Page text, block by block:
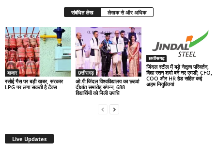
संबंधित लेख लेखक से और अधिक
बाजार
रसोई गैस पर बड़ी खबर, सरकार
LPG पर लगा सकती है टैक्स
छत्तीसगढ़
ओ.पी.जिंदल विश्वविद्यालय का छठवां
दीक्षांत समारोह संपन्न, 688
विद्यार्थियों को मिली उपाधि
छत्तीसगढ़
जिंदल स्टील में बड़े नेतृत्व परिवर्तन,
विद्या रतन शर्मा बने नए एमडी; CFO,
COO और HR हेड सहित कई
अहम नियुक्तियां
Live Updates